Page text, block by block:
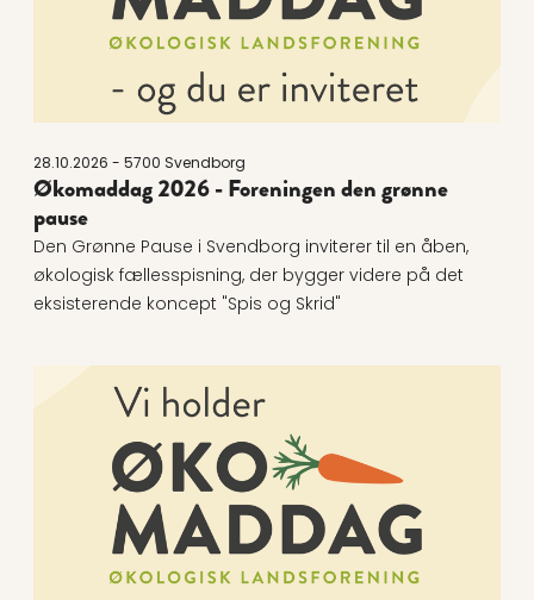
28.10.2026 - 5700 Svendborg
Økomaddag 2026 - Foreningen den grønne
pause
Den Grønne Pause i Svendborg inviterer til en åben,
økologisk fællesspisning, der bygger videre på det
eksisterende koncept "Spis og Skrid"